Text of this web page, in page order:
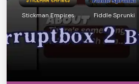
Stickman Empires Fiddle Sprunki